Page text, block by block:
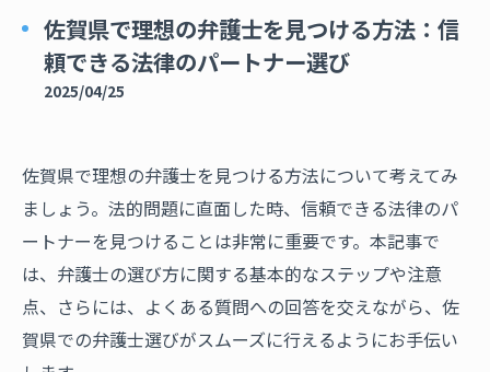
佐賀県で理想の弁護士を見つける方法：信
頼できる法律のパートナー選び
2025/04/25
佐賀県で理想の弁護士を見つける方法について考えてみ
ましょう。法的問題に直面した時、信頼できる法律のパ
ートナーを見つけることは非常に重要です。本記事で
は、弁護士の選び方に関する基本的なステップや注意
点、さらには、よくある質問への回答を交えながら、佐
賀県での弁護士選びがスムーズに行えるようにお手伝い